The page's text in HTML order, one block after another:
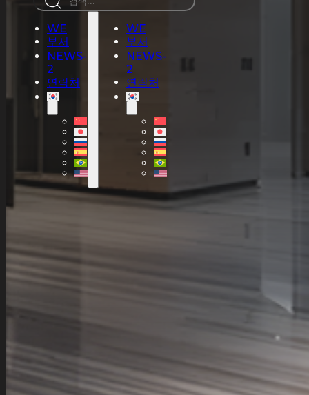
색
WE
부서
NEWS-
2
연락처
WE
부서
NEWS-
2
연락처